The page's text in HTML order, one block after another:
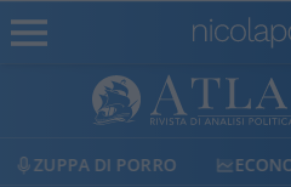
ECONOMIA LIBERILIBRI